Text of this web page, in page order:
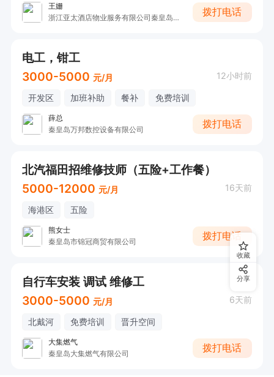
王姗
浙江亚太酒店物业服务有限公司秦皇岛分公司
拨打电话
电工，钳工
3000-5000 元/月 12小时前
开发区 加班补助 餐补 免费培训
薛总
秦皇岛万邦数控设备有限公司
拨打电话
北汽福田招维修技师（五险+工作餐）
5000-12000 元/月 16天前
海港区 五险
熊女士
秦皇岛市锦冠商贸有限公司
拨打电话
自行车安装 调试 维修工
3000-5000 元/月 6天前
北戴河 免费培训 晋升空间
大集燃气
秦皇岛大集燃气有限公司
拨打电话
收藏
分享